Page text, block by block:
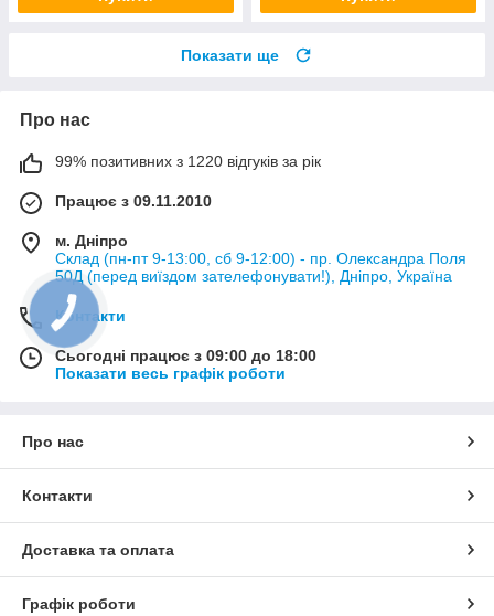
Показати ще
Про нас
99% позитивних з 1220 відгуків за рік
Працює з 09.11.2010
м. Дніпро
Склад (пн-пт 9-13:00, сб 9-12:00) - пр. Олександра Поля
50Д (перед виїздом зателефонувати!), Дніпро, Україна
Контакти
Сьогодні працює з 09:00 до 18:00
Показати весь графік роботи
Про нас
Контакти
Доставка та оплата
Графік роботи